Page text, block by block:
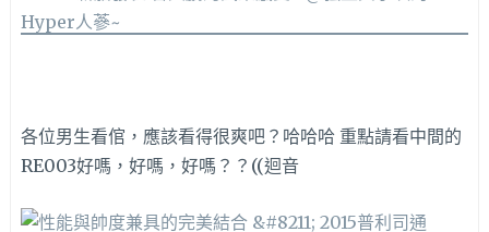
各位男生看倌，應該看得很爽吧？哈哈哈 重點請看中間的
RE003好嗎，好嗎，好嗎？？((迴音